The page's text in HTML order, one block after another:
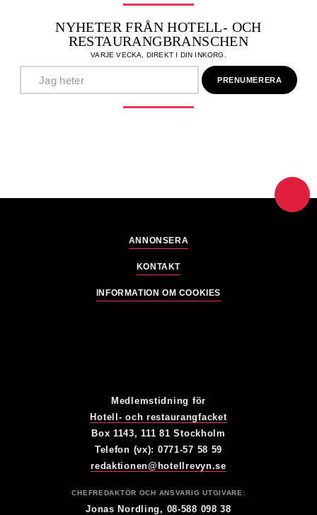
NYHETER FRÅN HOTELL- OCH
RESTAURANGBRANSCHEN
VARJE VECKA, DIREKT I DIN INKORG.
ANNONSERA
KONTAKT
INFORMATION OM COOKIES
Medlemstidning för
Hotell- och restaurangfacket
Box 1143, 111 81 Stockholm
Telefon (vx): 0771-57 58 59
redaktionen@hotellrevyn.se
CHEFREDAKTÖR OCH ANSVARIG UTGIVARE:
Jonas Nordling, 08-588 098 38